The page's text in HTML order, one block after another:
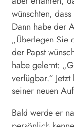
wünschten,
Dann habe der
„Überlegen Sie
der Papst
habe gelernt:
verfügbar.“
seiner neuen
Bald werde er